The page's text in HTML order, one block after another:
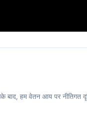
हम वेतन आय पर नीतिगत